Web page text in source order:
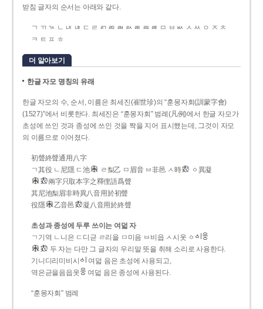
받침 글자의 순서는 아래와 같다.
ㄱ ㄲ ㄳ ㄴ ㄵ ㄶ ㄷ ㄹ ㄺ ㄻ ㄼ ㄽ ㄾ ㄿ ㅀ ㅁ ㅂ ㅄ ㅅ ㅆ ㅇ ㅈ ㅊ
ㅋ ㅌ ㅍ ㅎ
더 알아보기
한글 자모 명칭의 유래
한글 자모의 수, 순서, 이름은 최세진(崔世珍)의 “훈몽자회(訓蒙字會)
(1527)”에서 비롯한다. 최세진은 “훈몽자회” 범례(凡例)에서 한글 자모가
초성에 쓰인 것과 종성에 쓰인 것을 짝을 지어 표시했는데, 그것이 자모
의 이름으로 이어졌다.
初聲終聲通用八字
ㄱ其役 ㄴ尼隱 ㄷ池
ㄹ梨乙 ㅁ眉音 ㅂ非邑 ㅅ時
ㆁ異凝
兩字只取本字之釋俚語爲聲
其尼池梨眉非時異八音用於初聲
役隱
乙音邑 凝八音用於終聲
초성과 종성에 두루 쓰이는 여덟 자
ㄱ기역 ㄴ니은 ㄷ디귿 ㄹ리을 ㅁ미음 ㅂ비읍 ㅅ시옷 ㆁ
두 자는 다만 그 글자의 우리말 뜻을 취해 소리로 사용한다.
기니디리미비시
여덟 음은 초성에 사용되고,
역은귿을음읍옷
여덟 음은 종성에 사용된다.
“훈몽자회” 범례